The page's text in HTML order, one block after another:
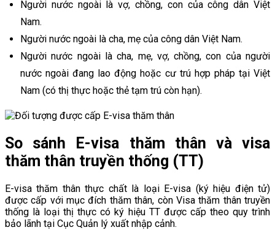
Người nước ngoài là vợ, chồng, con của công dân Việt
Nam.
Người nước ngoài là cha, mẹ của công dân Việt Nam.
Người nước ngoài là cha, mẹ, vợ, chồng, con của người
nước ngoài đang lao động hoặc cư trú hợp pháp tại Việt
Nam (có thị thực hoặc thẻ tạm trú còn hạn).
So sánh E-visa thăm thân và visa
thăm thân truyền thống (TT)
E-visa thăm thân thực chất là loại E-visa (ký hiệu điện tử)
được cấp với mục đích thăm thân, còn Visa thăm thân truyền
thống là loại thị thực có ký hiệu TT được cấp theo quy trình
bảo lãnh tại Cục Quản lý xuất nhập cảnh.